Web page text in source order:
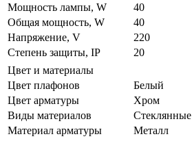
Мощность лампы, W
40
Общая мощность, W
40
Напряжение, V
220
Степень защиты, IP
20
Цвет и материалы
Цвет плафонов
Белый
Цвет арматуры
Хром
Виды материалов
Стеклянные
Материал арматуры
Металл